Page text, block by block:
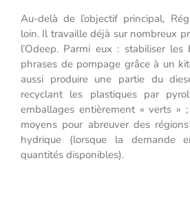
Au-delà de l’objectif principal,
loin. Il travaille déjà sur nombreux
l’Odeep. Parmi eux : stabiliser
phrases de pompage grâce à un
aussi produire une partie du
recyclant les plastiques par
emballages entièrement « verts »
moyens pour abreuver des
hydrique (lorsque la demande
quantités disponibles).